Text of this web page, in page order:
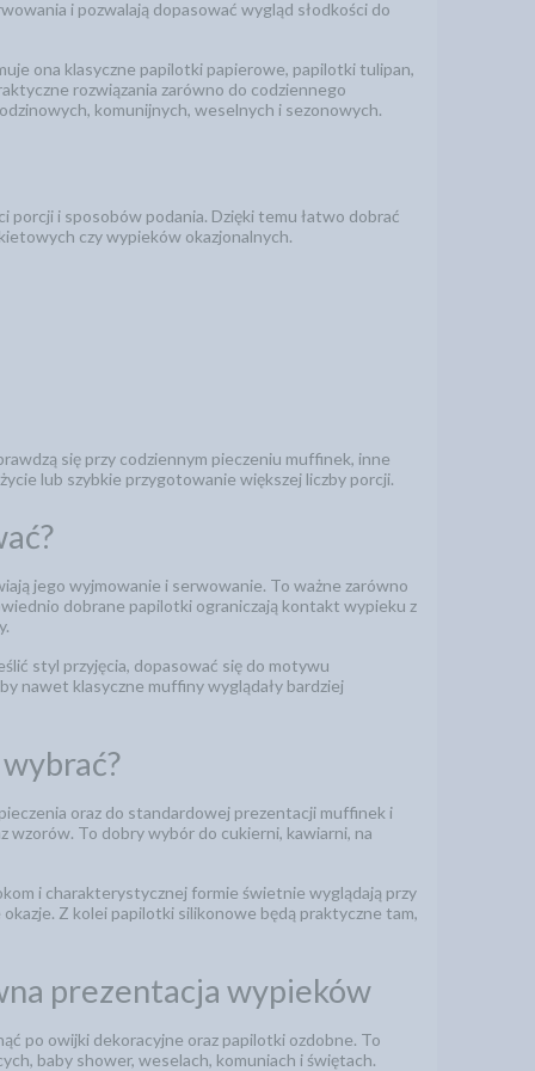
i pozwalają dopasować wygląd słodkości do
ona klasyczne papilotki papierowe, papilotki tulipan,
rozwiązania zarówno do codziennego
komunijnych, weselnych i sezonowych.
i sposobów podania. Dzięki temu łatwo dobrać
czy wypieków okazjonalnych.
się przy codziennym pieczeniu muffinek, inne
lub szybkie przygotowanie większej liczby porcji.
jego wyjmowanie i serwowanie. To ważne zarówno
dobrane papilotki ograniczają kontakt wypieku z
styl przyjęcia, dopasować się do motywu
nawet klasyczne muffiny wyglądały bardziej
oraz do standardowej prezentacji muffinek i
wzorów. To dobry wybór do cukierni, kawiarni, na
i charakterystycznej formie świetnie wyglądają przy
Z kolei papilotki silikonowe będą praktyczne tam,
prezentacja wypieków
po owijki dekoracyjne oraz papilotki ozdobne. To
baby shower, weselach, komuniach i świętach.